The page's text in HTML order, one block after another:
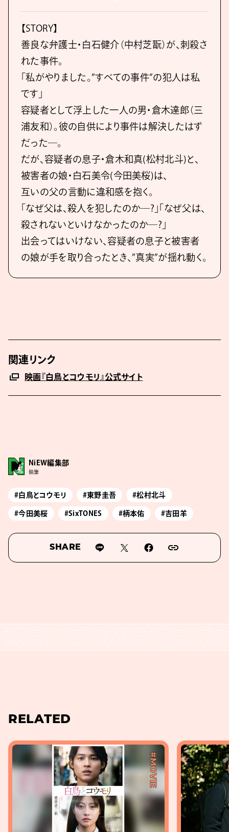
【STORY】
善良な弁護士・白石健介（中村芝翫）が、刺殺さ
れた事件。
「私がやりました。”すべての事件”の犯人は私
です」
容疑者として浮上した一人の男・倉木達郎（三
浦友和）。彼の自供により事件は解決したはず
だった―。
だが、容疑者の息子・倉木和真(松村北斗)と、
被害者の娘・白石美令(今田美桜)は、
互いの父の言動に違和感を抱く。
「なぜ父は、殺人を犯したのか―?」「なぜ父は、
殺されないといけなかったのか―?」
出会ってはいけない、容疑者の息子と被害者
の娘が手を取り合ったとき、”真実”が揺れ動く。
関連リンク
映画『白鳥とコウモリ』公式サイト
NiEW編集部
執筆
#白鳥とコウモリ #東野圭吾 #松村北斗
#今田美桜 #SixTONES #柄本佑 #吉田羊
SHARE
RELATED
#MOVIE